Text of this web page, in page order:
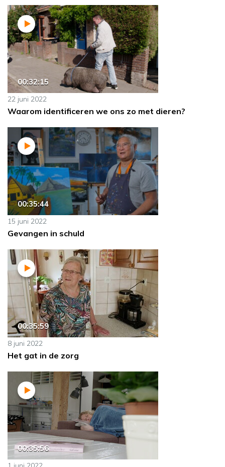
00:32:15
22 juni 2022
Waarom identificeren we ons zo met dieren?
00:35:44
15 juni 2022
Gevangen in schuld
00:35:59
8 juni 2022
Het gat in de zorg
00:35:56